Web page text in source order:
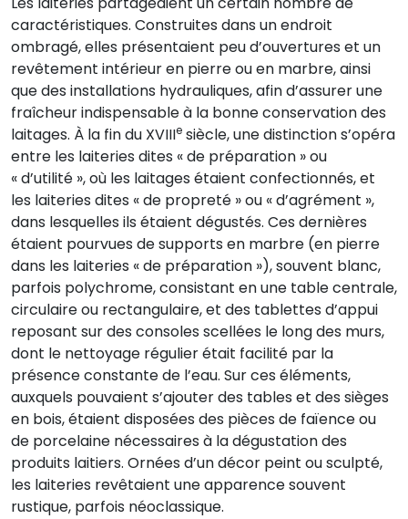
caractéristiques. Construites dans un endroit
ombragé, elles présentaient peu d’ouvertures et un
revêtement intérieur en pierre ou en marbre, ainsi
que des installations hydrauliques, afin d’assurer une
fraîcheur indispensable à la bonne conservation des
laitages. À la fin du XVIIIe siècle, une distinction s’opéra
entre les laiteries dites « de préparation » ou
« d’utilité », où les laitages étaient confectionnés, et
les laiteries dites « de propreté » ou « d’agrément »,
dans lesquelles ils étaient dégustés. Ces dernières
étaient pourvues de supports en marbre (en pierre
dans les laiteries « de préparation »), souvent blanc,
parfois polychrome, consistant en une table centrale,
circulaire ou rectangulaire, et des tablettes d’appui
reposant sur des consoles scellées le long des murs,
dont le nettoyage régulier était facilité par la
présence constante de l’eau. Sur ces éléments,
auxquels pouvaient s’ajouter des tables et des sièges
en bois, étaient disposées des pièces de faïence ou
de porcelaine nécessaires à la dégustation des
produits laitiers. Ornées d’un décor peint ou sculpté,
les laiteries revêtaient une apparence souvent
rustique, parfois néoclassique.